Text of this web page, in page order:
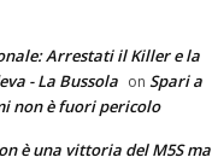
Arrestati il Killer e la
- La Bussola on Spari a
non è fuori pericolo
è una vittoria del M5S ma